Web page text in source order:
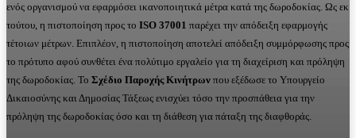
ενός οργανισμού να εφαρμόσει ικανοποιητικά μέτρα κατά της δωροδοκίας. Ως εκ
τούτου, η πιστοποίηση προς το ISO 37001 παρέχει την απόδειξη εφαρμογής
τέτοιων μέτρων. Επιπλέον, η πιστοποίηση αποτελεί απόδειξη συμμόρφωσης προς
το πρότυπο αφού συνθέτει ένα πολύτιμο εργαλείο για τη διαχείριση και πρόληψη
της δωροδοκίας. Το Σχέδιο Παροχής Κινήτρων που εξέδωσε το Υπουργείο
Δικαιοσύνης και Δημοσίας Τάξεως ενισχύει τόσο την προσπάθεια για την
πρόληψη της δωροδοκίας όσο και τη διάθεση για πάταξη της διαφθοράς.